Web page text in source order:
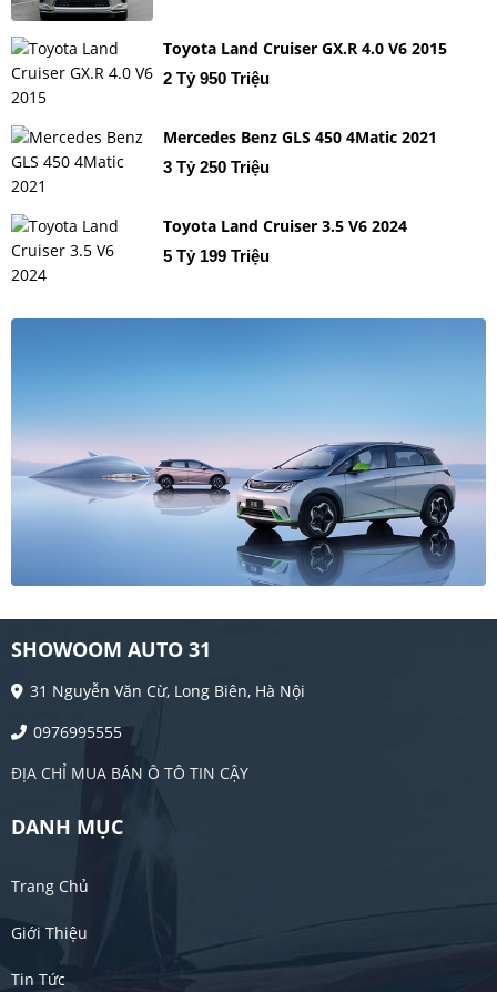
Toyota Land Cruiser GX.R 4.0 V6 2015
2 Tỷ 950 Triệu
Mercedes Benz GLS 450 4Matic 2021
3 Tỷ 250 Triệu
Toyota Land Cruiser 3.5 V6 2024
5 Tỷ 199 Triệu
SHOWOOM AUTO 31
31 Nguyễn Văn Cừ, Long Biên, Hà Nội
0976995555
ĐỊA CHỈ MUA BÁN Ô TÔ TIN CẬY
DANH MỤC
Trang Chủ
Giới Thiệu
Tin Tức